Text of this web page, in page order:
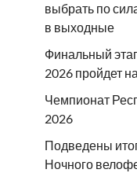
выбрать по
в выходные
Финальный
2026 пройдет
Чемпионат
2026
Подведены
Ночного